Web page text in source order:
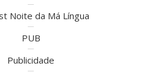
Noite da Má Língua
PUB
Publicidade